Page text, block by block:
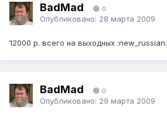
BadMad 0
Опубликовано: 28 марта 2009
12000 р. всего на выходных :new_russian:
BadMad 0
Опубликовано: 29 марта 2009